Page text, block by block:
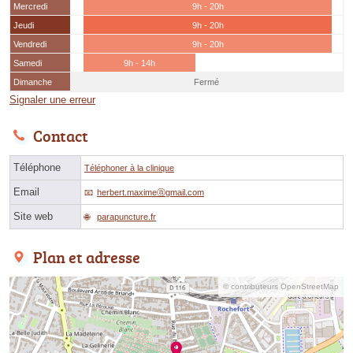
Mercredi
9h - 20h
Jeudi
9h - 20h
Vendredi
9h - 20h
Samedi
9h - 14h
Dimanche
Fermé
Signaler une erreur
Contact
Téléphone Téléphoner à la clinique
Email herbert.maximeⓐgmail.com
Site web parapuncture.fr
Plan et adresse
© contributeurs OpenStreetMap